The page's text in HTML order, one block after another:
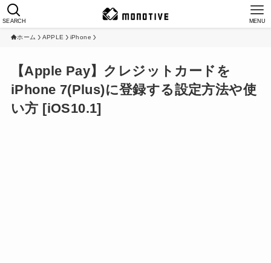
SEARCH MENU
ホーム APPLE iPhone
【Apple Pay】クレジットカードを
iPhone 7(Plus)に登録する設定方法や使
い方 [iOS10.1]